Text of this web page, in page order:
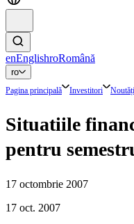
enEnglishroRomână
ro
Pagina principală Investitori
Situatiile
pentru
17 octombrie 2007
17 oct. 2007